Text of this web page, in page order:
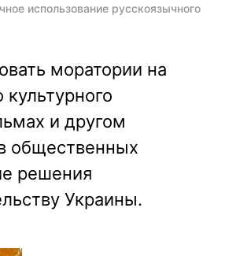
использование русскоязычного
моратории на
и другом
общественных
решения
Украины.